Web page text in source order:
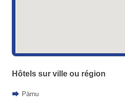
Hôtels sur ville ou région
Pärnu